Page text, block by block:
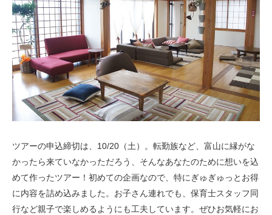
ツアーの申込締切は、10/20（土）。転勤族など、富山に縁がな
かったら来ていなかっただろう、そんなあなたのために想いを込
めて作ったツアー！初めての企画なので、特にぎゅぎゅっとお得
に内容を詰め込みました。お子さん連れでも、保育士スタッフ同
行など親子で楽しめるようにも工夫しています。ぜひお気軽にお